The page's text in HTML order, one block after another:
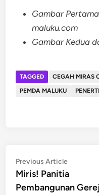
Gambar
maluku.com
Gambar Kedua
TAGGED CEGAH MIRAS
PEMDA MALUKU
Post
navigation
Previous ArticlePrevious
article:
Miris! Panitia
Pembangunan